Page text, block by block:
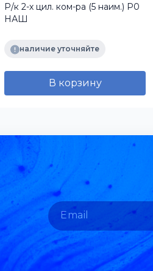
Р/к 2-х цил. ком-ра (5 наим.) Р0
НАШ
наличие уточняйте
В корзину